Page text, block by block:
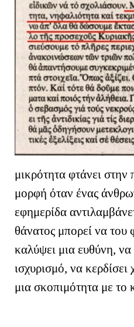
μικρότητα φτάνει στην
μορφή όταν ένας
εφημερίδα
θάνατος μπορεί να του
καλύψει μια ευθύνη,
ισχυρισμό, να
μια σκοπιμότητα με το